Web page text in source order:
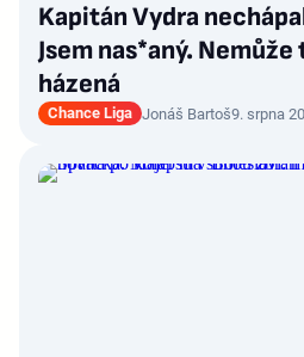
Kapitán Vydra
Jsem nas*aný.
házená
Chance Liga Jonáš Bartoš9. srpna